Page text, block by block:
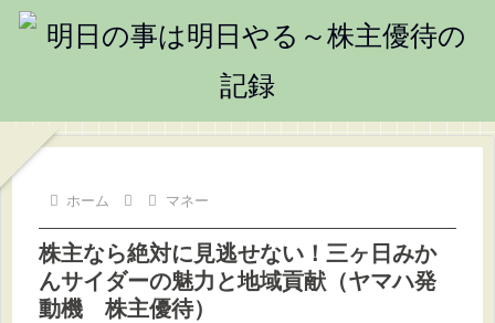
ホーム マネー
株主なら絶対に見逃せない！三ヶ日みか
んサイダーの魅力と地域貢献（ヤマハ発
動機 株主優待）